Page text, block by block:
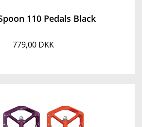
110 Pedals Black
779,00 DKK